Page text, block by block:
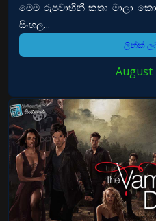
මෙම රුපවාහිනී කතා මාලා
සිංහල...
ලින්ක්
August